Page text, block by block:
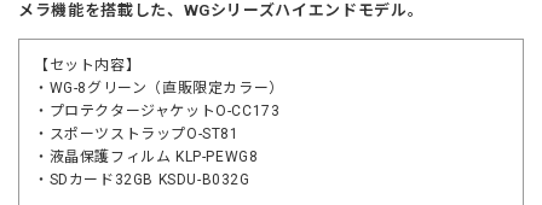
メラ機能を搭載した、WGシリーズハイエンドモデル。
【セット内容】
・WG-8グリーン（直販限定カラー）
・プロテクタージャケットO-CC173
・スポーツストラップO-ST81
・液晶保護フィルム KLP-PEWG8
・SDカード32GB KSDU-B032G